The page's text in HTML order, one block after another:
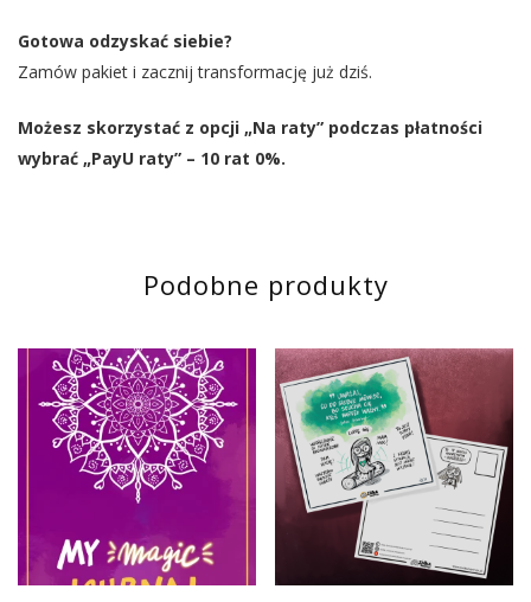
Gotowa odzyskać siebie?
Zamów pakiet i zacznij transformację już dziś.
Możesz skorzystać z opcji „Na raty” podczas płatności
wybrać „PayU raty” – 10 rat 0%.
Podobne produkty